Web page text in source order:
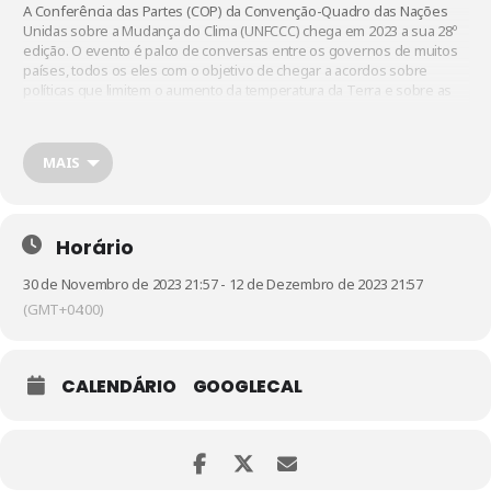
AConferência das Partes (COP) da Convenção-Quadro das Nações
Unidas sobre a Mudança do Clima (UNFCCC) chega em 2023 a sua 28º
edição. O evento é palco de conversas entre os governos de muitos
países, todos os eles com o objetivo de chegar a acordos sobre
políticas que limitem o aumento da temperatura da Terra e sobre as
O Alana estará presente na COP 28, que acontece em Dubai, e levará
nas decisões relativas à crise climática.
MAIS
Horário
30 de Novembro de 2023 21:57 - 12 de Dezembro de 2023 21:57
(GMT+04:00)
CALENDÁRIO GOOGLECAL